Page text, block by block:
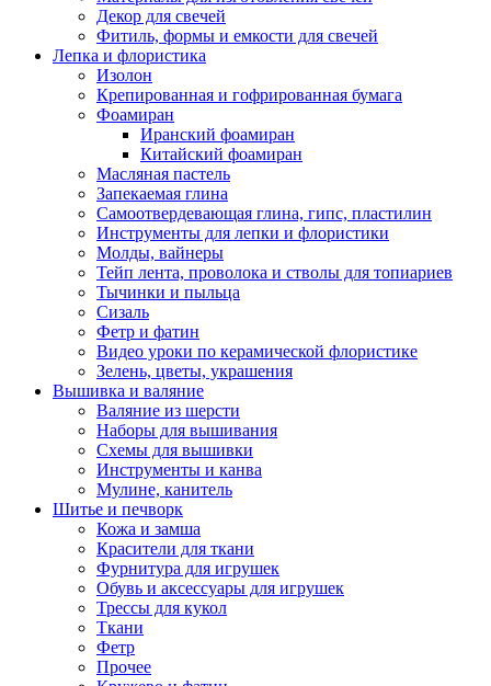
Декор для свечей
Фитиль, формы и емкости для свечей
Лепка и флористика
Изолон
Крепированная и гофрированная бумага
Фоамиран
Иранский фоамиран
Китайский фоамиран
Масляная пастель
Запекаемая глина
Самоотвердевающая глина, гипс, пластилин
Инструменты для лепки и флористики
Молды, вайнеры
Тейп лента, проволока и стволы для топиариев
Тычинки и пыльца
Сизаль
Фетр и фатин
Видео уроки по керамической флористике
Зелень, цветы, украшения
Вышивка и валяние
Валяние из шерсти
Наборы для вышивания
Схемы для вышивки
Инструменты и канва
Мулине, канитель
Шитье и печворк
Кожа и замша
Красители для ткани
Фурнитура для игрушек
Обувь и аксессуары для игрушек
Трессы для кукол
Ткани
Фетр
Прочее